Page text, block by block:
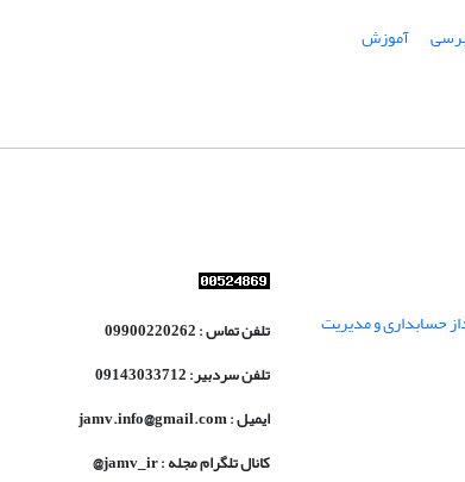
آموزش
حسابداری و مدیریت
تلفن تماس : 09900220262
تلفن سردبیر: 09143033712
ایمیل : jamv.info@gmail.com
کانال تلگرام مجله : jamv_ir@